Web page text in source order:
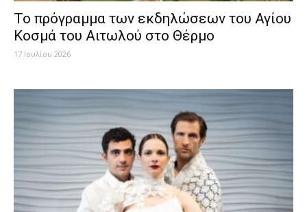
To πρόγραμμα των εκδηλώσεων του Αγίου
Κοσμά του Αιτωλού στο Θέρμο
17 Ιουλίου 2026